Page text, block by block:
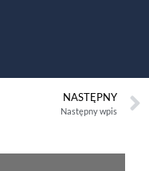
NASTĘPNY
Następny wpis